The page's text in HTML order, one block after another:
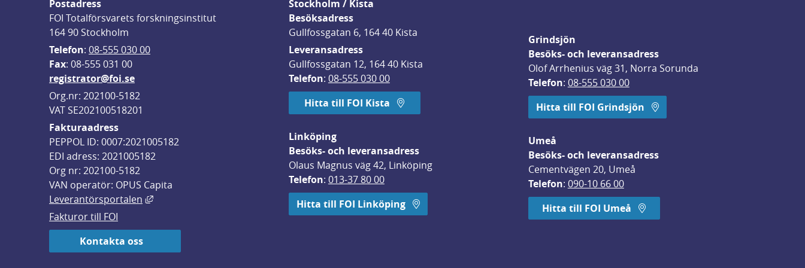
Postadress
FOI Totalförsvarets forskningsinstitut
164 90 Stockholm
Telefon: 08-555 030 00
Fax: 08-555 031 00
registrator@foi.se
Org.nr: 202100-5182
VAT SE202100518201
Fakturaadress
PEPPOL ID: 0007:2021005182
EDI adress: 2021005182
Org nr: 202100-5182
VAN operatör: OPUS Capita
Leverantörsportalen
Länk till annan webbplats, öppnas i nytt fönster.
Fakturor till FOI
Kontakta oss
Stockholm / Kista
Besöksadress
Gullfossgatan 6, 164 40 Kista
Leveransadress
Gullfossgatan 12, 164 40 Kista
Telefon: 08-555 030 00
Hitta till FOI Kista
Linköping
Besöks- och leveransadress
Olaus Magnus väg 42, Linköping
Telefon: 013-37 80 00
Hitta till FOI Linköping
Grindsjön
Besöks- och leveransadress
Olof Arrhenius väg 31, Norra Sorunda
Telefon: 08-555 030 00
Hitta till FOI Grindsjön
Umeå
Besöks- och leveransadress
Cementvägen 20, Umeå
Telefon: 090-10 66 00
Hitta till FOI Umeå